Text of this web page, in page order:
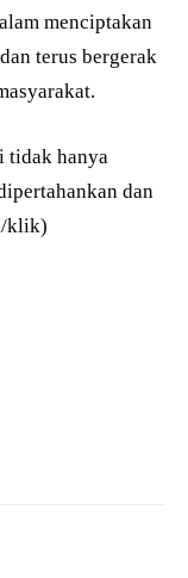
menciptakan
terus bergerak
tidak hanya
dan
klik)